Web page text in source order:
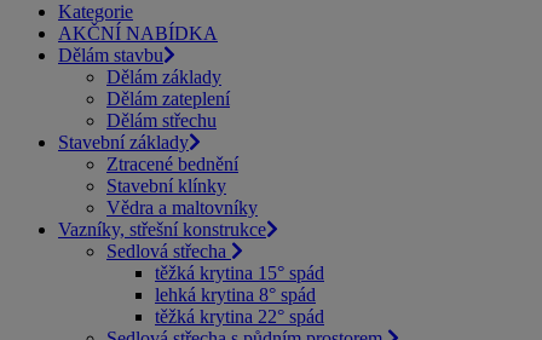
Kategorie
AKČNÍ NABÍDKA
Dělám stavbu
Dělám základy
Dělám zateplení
Dělám střechu
Stavební základy
Ztracené bednění
Stavební klínky
Vědra a maltovníky
Vazníky, střešní konstrukce
Sedlová střecha
těžká krytina 15° spád
lehká krytina 8° spád
těžká krytina 22° spád